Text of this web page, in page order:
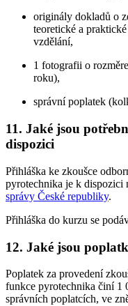
originály dokladů o
teoretické a
vzdělání,
1 fotografii o
roku),
správní poplatek
11. Jaké jsou
dispozici
Přihláška ke zkoušce
pyrotechnika je k dispozici
správy České republiky.
Přihláška do kurzu se
12. Jaké jsou
Poplatek za provedení
funkce pyrotechnika činí 1
správních poplatcích, ve